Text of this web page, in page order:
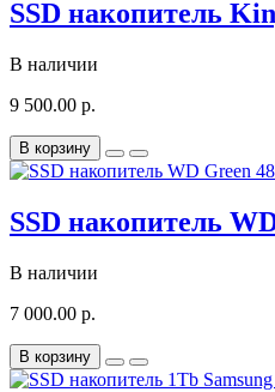
SSD накопитель
В наличии
9 500.00 р.
В корзину
SSD накопитель
В наличии
7 000.00 р.
В корзину